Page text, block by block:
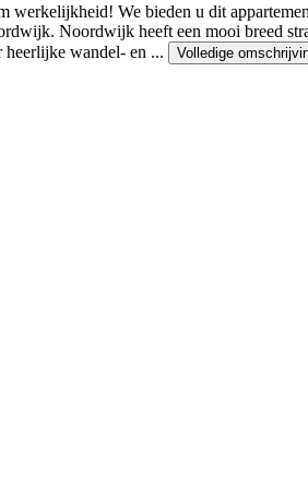
We bieden u dit
Noordwijk heeft een mooi breed
heerlijke wandel- en ...
Volledige